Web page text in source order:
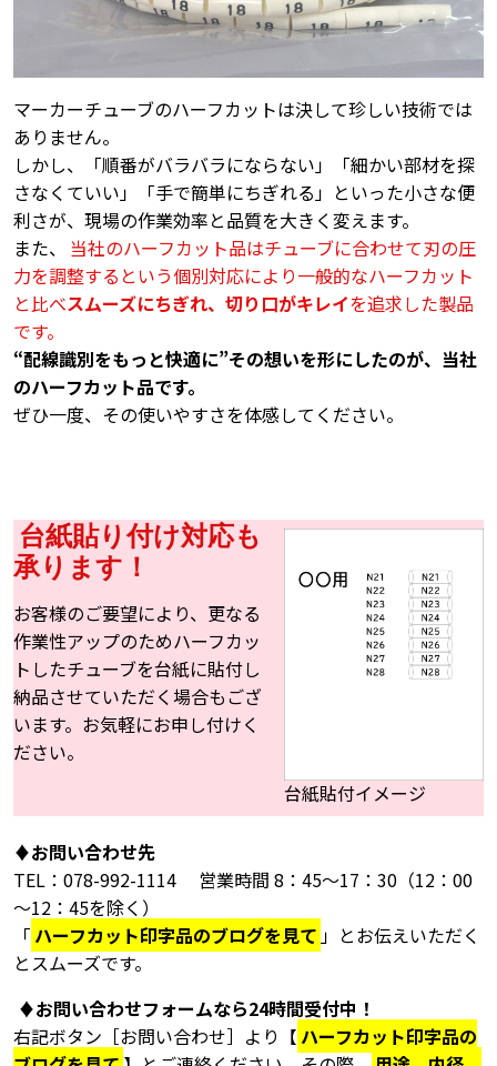
マーカーチューブのハーフカットは決して珍しい技術では
ありません。
しかし、「順番がバラバラにならない」「細かい部材を探
さなくていい」「手で簡単にちぎれる」といった小さな便
利さが、現場の作業効率と品質を大きく変えます。
また、 当社のハーフカット品はチューブに合わせて刃の圧
力を調整するという個別対応により一般的なハーフカット
と比べスムーズにちぎれ、切り口がキレイを追求した製品
です。
“配線識別をもっと快適に”――その想いを形にしたのが、当社
のハーフカット品です。
ぜひ一度、その使いやすさを体感してください。
台紙貼付イメージ
台紙貼り付け対応も
承ります！
お客様のご要望により、更なる
作業性アップのためハーフカッ
トしたチューブを台紙に貼付し
納品させていただく場合もござ
います。お気軽にお申し付けく
ださい。
♦お問い合わせ先
TEL：078-992-1114 営業時間 8：45～17：30（12：00
～12：45を除く）
「 ハーフカット印字品のブログを見て」とお伝えいただく
とスムーズです。
♦お問い合わせフォームなら24時間受付中！
右記ボタン［お問い合わせ］より【 ハーフカット印字品の